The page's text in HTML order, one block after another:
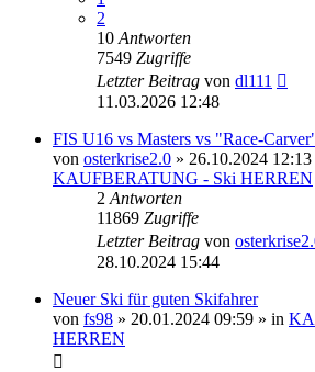
2
10Antworten
7549 Zugriffe
Letzter Beitrag von dl111
11.03.2026 12:48
FIS U16 vs Masters vs "Race-
von osterkrise2.0 » 26.10.2024
KAUFBERATUNG - Ski HERREN
2Antworten
11869 Zugriffe
Letzter Beitrag von
28.10.2024 15:44
Neuer Ski für guten Skifahrer
von fs98 » 20.01.2024 09:59 » in
HERREN